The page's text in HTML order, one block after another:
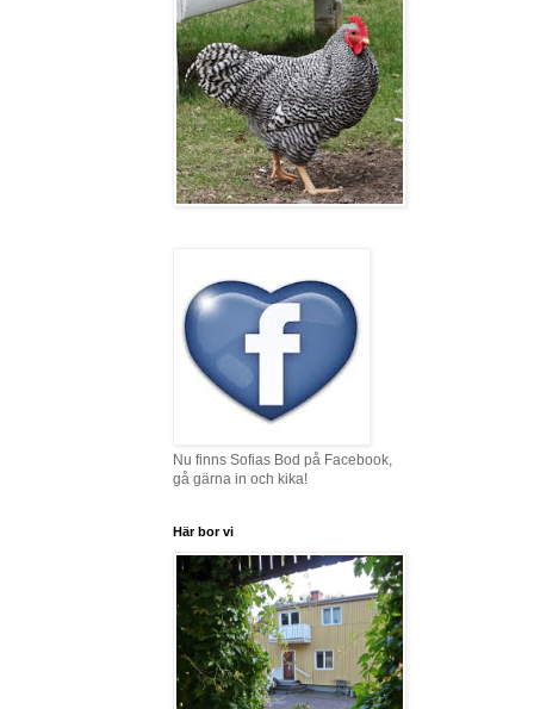
Nu finns Sofias Bod på Facebook,
gå gärna in och kika!
Här bor vi